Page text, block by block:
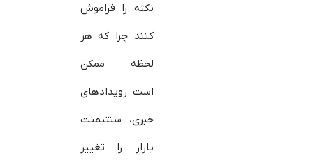
نکته را فراموش
کنند چرا که هر
لحظه ممکن
است رویدادهای
خبری، سنتیمنت
بازار را تغییر